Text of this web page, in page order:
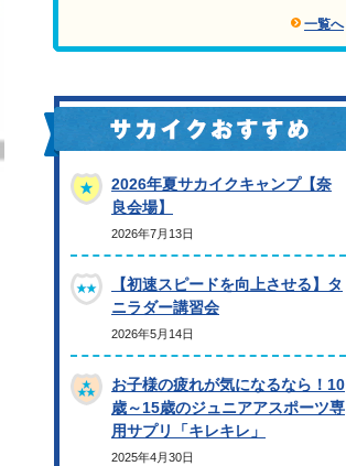
一覧へ
2026年夏サカイクキャンプ【奈
良会場】
2026年7月13日
【初速スピードを向上させる】タ
ニラダー講習会
2026年5月14日
お子様の疲れが気になるなら！10
歳～15歳のジュニアアスポーツ専
用サプリ「キレキレ」
2025年4月30日